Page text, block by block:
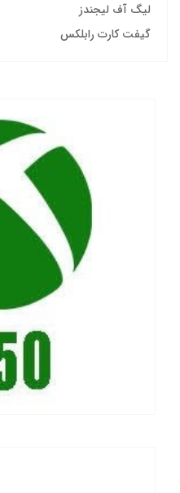
لیگ آف لیجندز
گیفت کارت رابلکس